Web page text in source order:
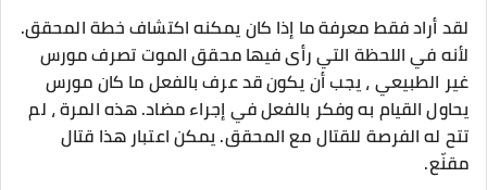
لقد أراد فقط معرفة ما إذا كان يمكنه اكتشاف خطة المحقق.
لأنه في اللحظة التي رأى فيها محقق الموت تصرف مورس
غير الطبيعي ، يجب أن يكون قد عرف بالفعل ما كان مورس
يحاول القيام به وفكر بالفعل في إجراء مضاد. هذه المرة ، لم
تتح له الفرصة للقتال مع المحقق. يمكن اعتبار هذا قتال
مقنّع.